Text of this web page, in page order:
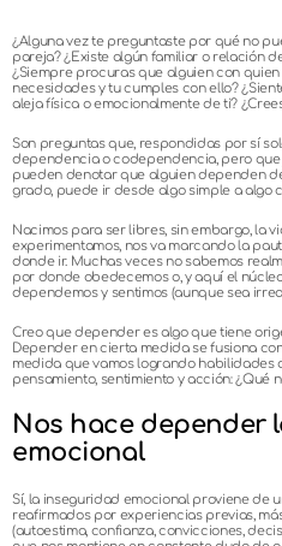
¿Alguna vez te preguntaste por qué no
pareja? ¿Existe algún familiar o relación
¿Siempre procuras que alguien con
necesidades y tu cumples con ello?
aleja física o emocionalmente de ti?
Son preguntas que, respondidas por sí
dependencia o codependencia, pero que
pueden denotar que alguien dependen
grado, puede ir desde algo simple a algo
Nacimos para ser libres, sin embargo, la
experimentamos, nos va marcando la
donde ir. Muchas veces no sabemos
por donde obedecemos o, y aquí el
dependemos y sentimos (aunque sea
Creo que depender es algo que tiene
Depender en cierta medida se fusiona
medida que vamos logrando habilidades
pensamiento, sentimiento y acción:
Nos hace depender
emocional
Sí, la inseguridad emocional proviene de
reafirmados por experiencias previas,
(autoestima, confianza, convicciones,